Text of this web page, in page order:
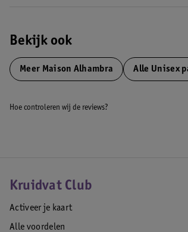
Bekijk ook
Meer Maison Alhambra Alle Unisex
Hoe controleren wij de reviews?
Kruidvat Club
Activeer je kaart
Alle voordelen